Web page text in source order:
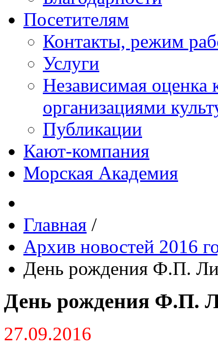
Посетителям
Контакты, режим
Услуги
Независимая оценка
организациями
Публикации
Кают-компания
Морская Академия
Главная /
Архив новостей 2016
День рождения Ф.П.
День рождения Ф.П.
27.09.2016